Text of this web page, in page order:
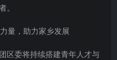
。
量，助力家乡发展
区委将持续搭建青年人才与